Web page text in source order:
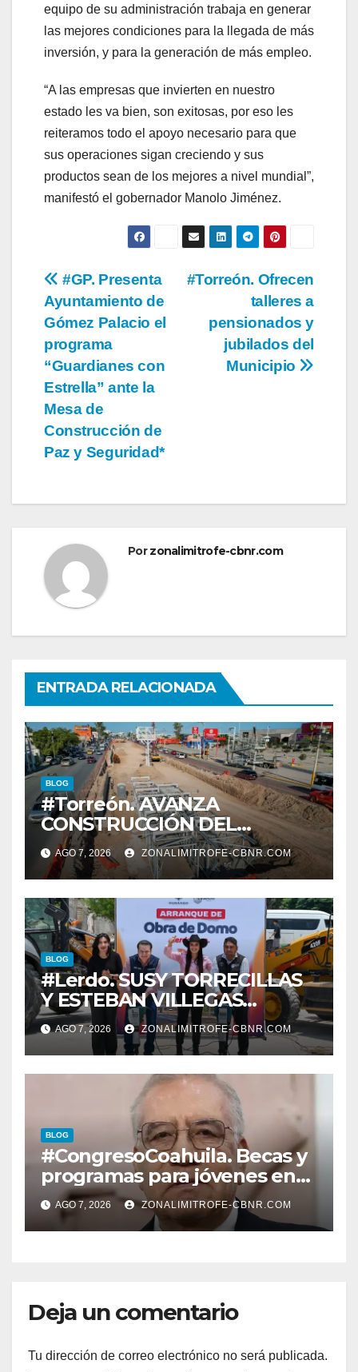
equipo de su administración trabaja en generar
las mejores condiciones para la llegada de más
inversión, y para la generación de más empleo.
“A las empresas que invierten en nuestro
estado les va bien, son exitosas, por eso les
reiteramos todo el apoyo necesario para que
sus operaciones sigan creciendo y sus
productos sean de los mejores a nivel mundial”,
manifestó el gobernador Manolo Jiménez.
Navegación
de
entradas
#Torreón. Ofrecen
talleres a
pensionados y
jubilados del
Municipio
#GP. Presenta
Ayuntamiento de
Gómez Palacio el
programa
“Guardianes con
Estrella” ante la
Mesa de
Construcción de
Paz y Seguridad*
Porzonalimitrofe-cbnr.com
ENTRADA RELACIONADA
BLOG
#Torreón. AVANZA
CONSTRUCCIÓN DEL
SISTEMA VIAL ORIENTE,
SOBRE BULEVAR
REVOLUCIÓN
AGO 7, 2026 ZONALIMITROFE-CBNR.COM
BLOG
#Lerdo. SUSY TORRECILLAS
Y ESTEBAN VILLEGAS
ENTREGAN TÍTULOS DE
PROPIEDAD A FAMILIAS
LERDENSES Y DAN
ARRANQUE A LA
CONSTRUCCIÓN DE DOMO
EN CARLOS REAL*
AGO 7, 2026 ZONALIMITROFE-CBNR.COM
BLOG
#CongresoCoahuila. Becas y
programas para jóvenes en
áreas agropecuarias, plantea
Raúl Onofre
AGO 7, 2026 ZONALIMITROFE-CBNR.COM
Deja un comentario
Tu dirección de correo electrónico no será publicada.